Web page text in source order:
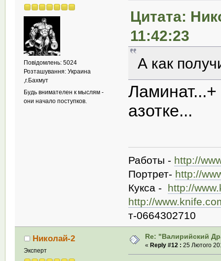
Повідомлень: 5024
Розташування: Украина
,г.Бахмут
Будь внимателен к мыслям -
они начало поступков.
Цитата:
11:42:23
А как
азотке...
Работы - http://
Портрет- http://
Кукса - http://
http://
т-0664302710
Николай-2
Эксперт
Re: "Валирийский
« Reply #12 : 25 Лютого